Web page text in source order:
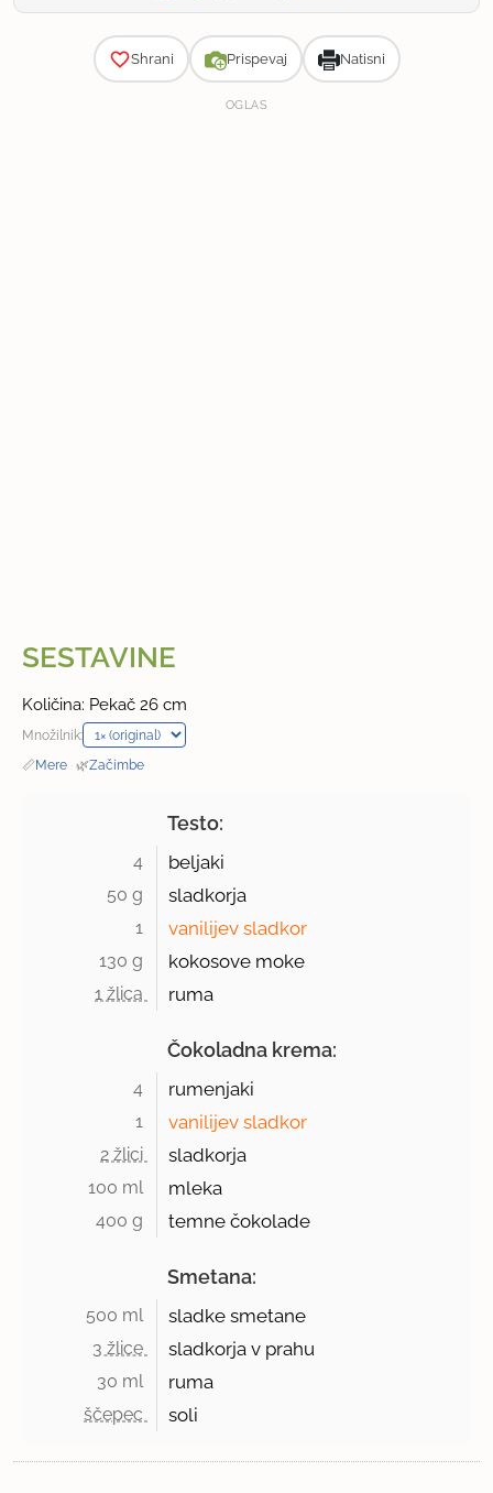
Shrani Prispevaj Natisni
OGLAS
SESTAVINE
Količina: Pekač 26 cm
Množilnik:
📏Mere · 🌿Začimbe
Testo:
4 beljaki
50 g sladkorja
1 vanilijev sladkor
130 g kokosove moke
1 žlica ruma
Čokoladna krema:
4 rumenjaki
1 vanilijev sladkor
2 žlici sladkorja
100 ml mleka
400 g temne čokolade
Smetana:
500 ml sladke smetane
3 žlice sladkorja v prahu
30 ml ruma
ščepec soli